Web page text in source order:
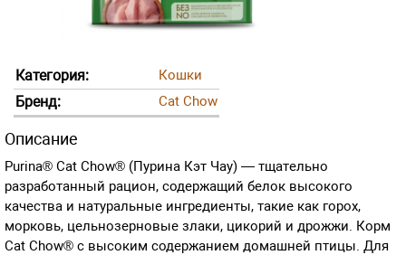
Категория: Кошки
Бренд: Cat Chow
Описание
Purina® Cat Chow® (Пурина Кэт Чау) — тщательно
разработанный рацион, содержащий белок высокого
качества и натуральные ингредиенты, такие как горох,
морковь, цельнозерновые злаки, цикорий и дрожжи. Корм
Cat Chow® с высоким содержанием домашней птицы. Для